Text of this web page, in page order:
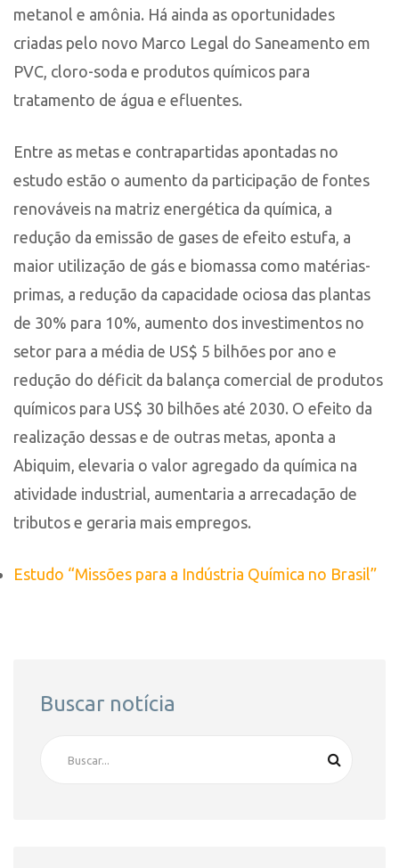
metanol e amônia. Há ainda as oportunidades
criadas pelo novo Marco Legal do Saneamento em
PVC, cloro-soda e produtos químicos para
tratamento de água e efluentes.
Entre as metas e contrapartidas apontadas no
estudo estão o aumento da participação de fontes
renováveis na matriz energética da química, a
redução da emissão de gases de efeito estufa, a
maior utilização de gás e biomassa como matérias-
primas, a redução da capacidade ociosa das plantas
de 30% para 10%, aumento dos investimentos no
setor para a média de US$ 5 bilhões por ano e
redução do déficit da balança comercial de produtos
químicos para US$ 30 bilhões até 2030. O efeito da
realização dessas e de outras metas, aponta a
Abiquim, elevaria o valor agregado da química na
atividade industrial, aumentaria a arrecadação de
tributos e geraria mais empregos.
Estudo “Missões para a Indústria Química no Brasil”
Buscar notícia